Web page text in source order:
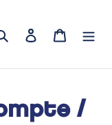
RechercherSe connecter
Panier
/